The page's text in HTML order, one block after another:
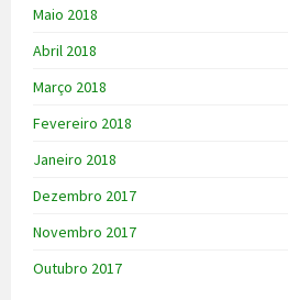
Maio 2018
Abril 2018
Março 2018
Fevereiro 2018
Janeiro 2018
Dezembro 2017
Novembro 2017
Outubro 2017